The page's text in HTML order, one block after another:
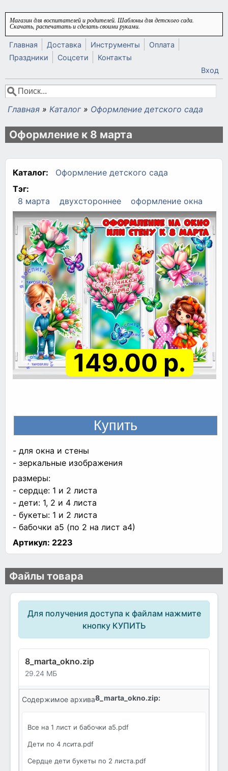
Перейти к основному содержанию
Магазин для воспитателей и родителей. Шаблоны для детского сада.
Скачать, распечатать и сделать своими руками.
Главная Доставка Инструменты
Оплата
Праздники
Соцсети
Контакты
Вход
Форма поиска
Поиск
Вы здесь
Главная » Каталог » Оформление детского сада
Оформление к 8 марта
Каталог:
Оформление детского сада
Тэг:
8 марта
двухстороннее оформление окна
149.00 р.
- для окна и стены
- зеркальные изображения
размеры:
- сердце: 1 и 2 листа
- дети: 1, 2 и 4 листа
- букеты: 1 и 2 листа
- бабочки а5 (по 2 на лист а4)
Артикул: 2223
Файлы товара
Для получения доступа к файлам нажмите
кнопку КУПИТЬ
8_marta_okno.zip
29.24 МБ
Содержимое архива8_marta_okno.zip:
Все на 1 лист и бабочки а5.pdf
Дети по 4 лсита.pdf
Сердце дети букеты по 2 листа.pdf